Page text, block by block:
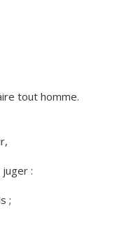
tout homme.
:
;